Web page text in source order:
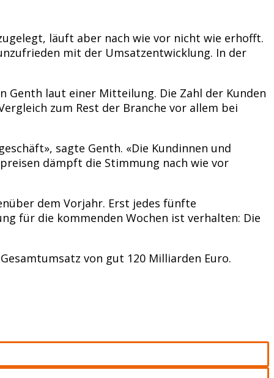
läuft aber nach wie vor nicht wie erhofft.
mit der Umsatzentwicklung. In der
Genth laut einer Mitteilung. Die Zahl der Kunden
zum Rest der Branche vor allem bei
sagte Genth. «Die Kundinnen und
dämpft die Stimmung nach wie vor
dem Vorjahr. Erst jedes fünfte
für die kommenden Wochen ist verhalten: Die
von gut 120 Milliarden Euro.